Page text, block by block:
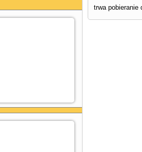
trwa pobieranie